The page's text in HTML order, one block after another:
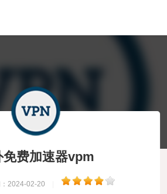
免费加速器vpm
2024-02-20